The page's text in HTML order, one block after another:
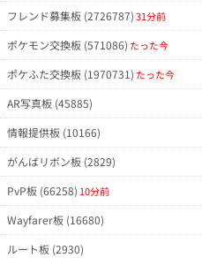
フレンド募集板 (2726787)31分前
ポケモン交換板 (571086) たった今
ポケふた交換板 (1970731) たった今
AR写真板 (45885)
情報提供板 (10166)
がんばリボン板 (2829)
PvP板 (66258) 10分前
Wayfarer板 (16680)
ルート板 (2930)